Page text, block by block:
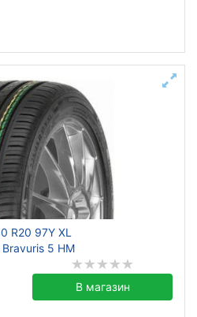
R20 97Y XL
Bravuris 5 HM
В магазин